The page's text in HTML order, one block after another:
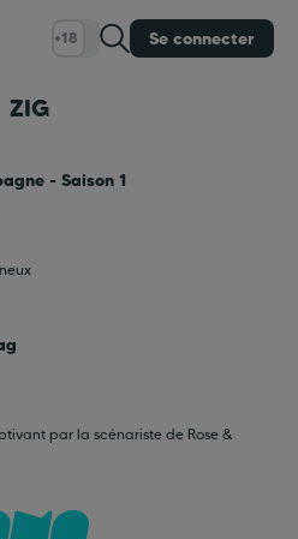
+18 Se connecter
ZIG
- Saison 1
par la scénariste de Rose &